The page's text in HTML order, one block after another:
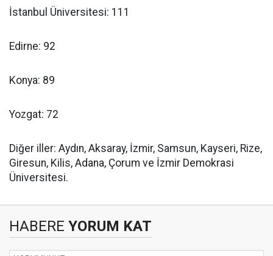
İstanbul Üniversitesi: 111
Edirne: 92
Konya: 89
Yozgat: 72
Diğer iller: Aydın, Aksaray, İzmir, Samsun, Kayseri, Rize,
Giresun, Kilis, Adana, Çorum ve İzmir Demokrasi
Üniversitesi.
HABERE YORUM KAT